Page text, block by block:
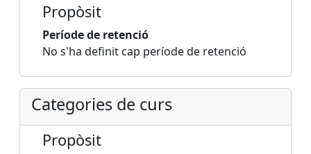
Propòsit
Període de retenció
No s'ha definit cap període de retenció
Categories de curs
Propòsit